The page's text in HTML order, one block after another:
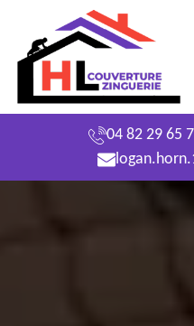
04 82 29 65